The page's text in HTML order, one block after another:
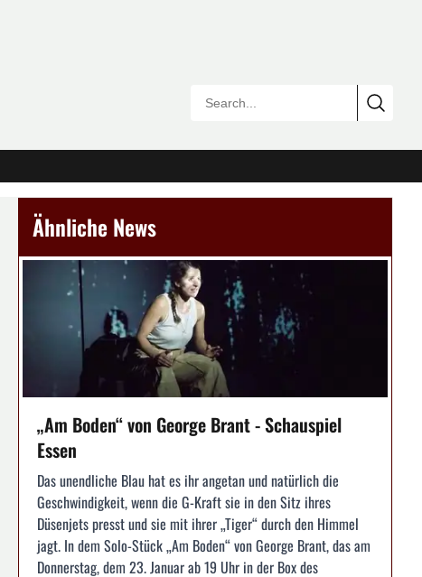
Ähnliche News
„Am Boden“ von George Brant - Schauspiel
Essen
Das unendliche Blau hat es ihr angetan und natürlich die
Geschwindigkeit, wenn die G-Kraft sie in den Sitz ihres
Düsenjets presst und sie mit ihrer „Tiger“ durch den Himmel
jagt. In dem Solo-Stück „Am Boden“ von George Brant, das am
Donnerstag, dem 23. Januar ab 19 Uhr in der Box des